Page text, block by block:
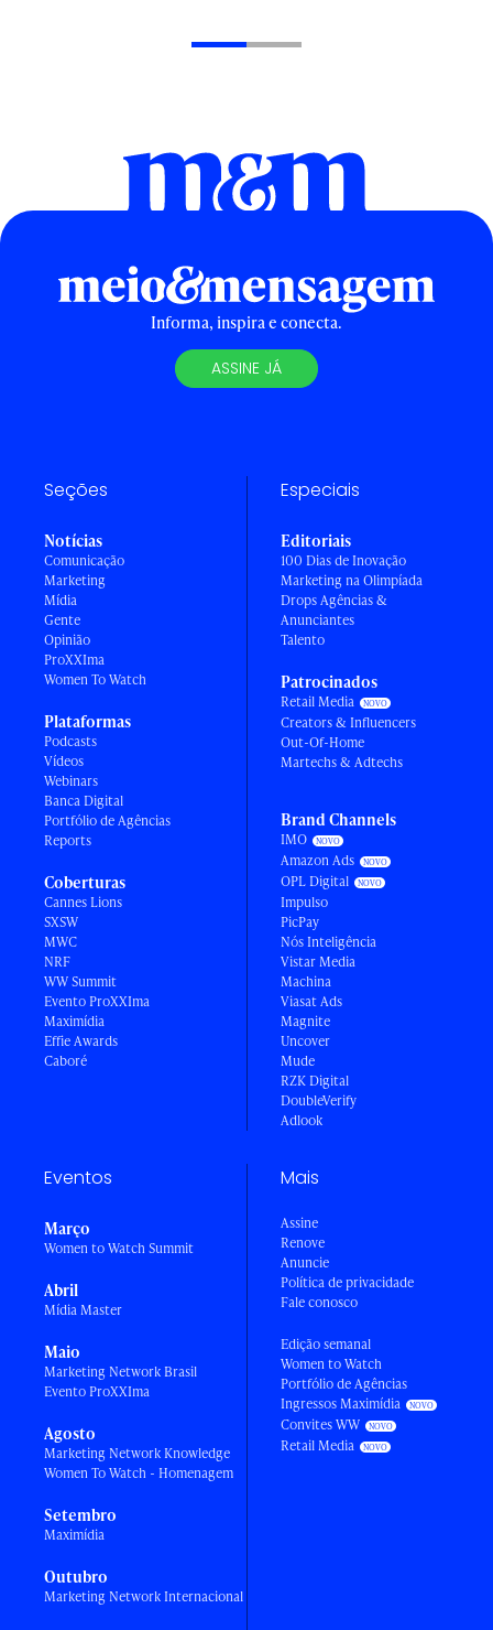
Informa, inspira e conecta.
ASSINE JÁ
Seções
Notícias
Comunicação
Marketing
Mídia
Gente
Opinião
ProXXIma
Women To Watch
Plataformas
Podcasts
Vídeos
Webinars
Banca Digital
Portfólio de Agências
Reports
Coberturas
Cannes Lions
SXSW
MWC
NRF
WW Summit
Evento ProXXIma
Maximídia
Effie Awards
Caboré
Especiais
Editoriais
100 Dias de Inovação
Marketing na Olimpíada
Drops Agências &
Anunciantes
Talento
Patrocinados
Retail Media
Creators & Influencers
Out-Of-Home
Martechs & Adtechs
Brand Channels
IMO
Amazon Ads
OPL Digital
Impulso
PicPay
Nós Inteligência
Vistar Media
Machina
Viasat Ads
Magnite
Uncover
Mude
RZK Digital
DoubleVerify
Adlook
Eventos
Março
Women to Watch Summit
Abril
Mídia Master
Maio
Marketing Network Brasil
Evento ProXXIma
Agosto
Marketing Network Knowledge
Women To Watch - Homenagem
Setembro
Maximídia
Outubro
Marketing Network Internacional
Mais
Assine
Renove
Anuncie
Política de privacidade
Fale conosco
Edição semanal
Women to Watch
Portfólio de Agências
Ingressos Maximídia
Convites WW
Retail Media